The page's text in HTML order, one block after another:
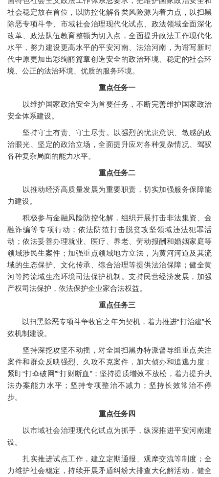
社会稳定放在首位，以防控化解各类风险源为着力点，以扫黑
除恶专项斗争、市域社会治理现代化试点、政法领域全面深化
改革、政法队伍教育整顿为切入点，全面提升政法工作现代化
水平，努力建设更高水平的平安河南、法治河南，为谱写新时
代中原更加出彩绚丽篇章创造安全的政治环境、稳定的社会环
境、公正的法治环境、优质的服务环境。
重点任务一
以维护国家政治安全为首要任务，不断完善维护国家政治
安全体系建设。
坚持守土有责、守土尽责。以强烈的忧患意识、敏感的政
治眼光、坚定的政治立场，全面提升应对各种复杂情况、驾驭
各种复杂局面的能力水平。
重点任务二
以推动经济高质量发展为重要职责，切实加强服务保障能
力建设。
积极参与金融风险防控化解，组织开展打击非法集资、金
融诈骗等专项行动；依法防范打击脱贫攻坚领域违法犯罪活
动；依法妥善办理就业、医疗、养老、劳动报酬和婚姻家庭等
领域涉民生案件；加强重点领域地方立法，为黄河河道及其流
域的生态保护、文化传承、综合治理等提供法治保障；健全黄
河等跨流域生态环境司法保护机制。支持民营经济发展，加强
产权司法保护，依法保护企业家合法权益。
重点任务三
以扫黑除恶专项斗争收官之年为契机，着力推进“打治建”长
效机制建设。
坚持深挖攻坚不动摇，对全国扫黑办特派督导组重点关注
案件和群众反映强烈、久攻不克案件，加大侦办和追逃力度；
紧盯“打伞破网”“打财断血”；坚持提质增效不放松，着力提升执
法办案能力水平；坚持专项整治不减力；坚持长效常治不停
步。
重点任务四
以市域社会治理现代化试点为抓手，纵深推进平安河南建
设。
扎实推进试点工作，建立定期通报、观摩交流等制度；全
力维护社会稳定，持续开展矛盾纠纷大排查大化解活动，健全